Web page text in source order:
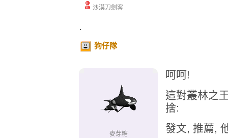
沙漠刀劍客
.
狗仔隊
麥芽糖
呵呵!
這對叢林之
捨:
發文, 推薦,